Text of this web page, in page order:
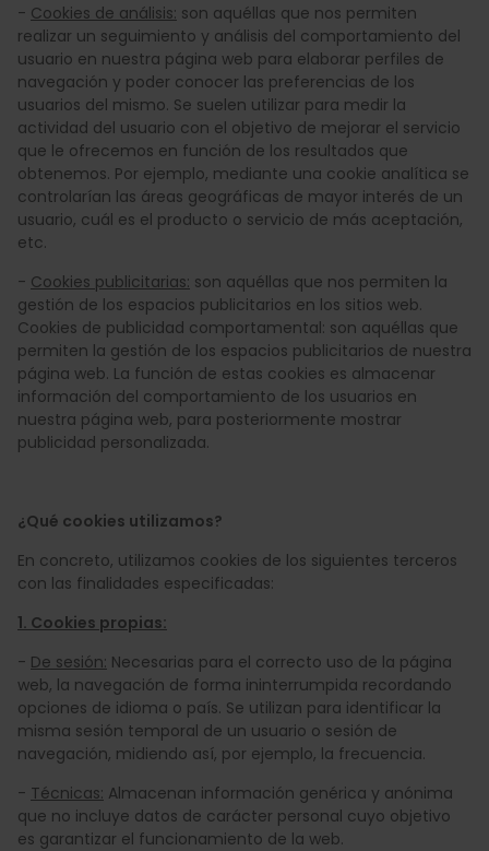
- Cookies de análisis: son aquéllas que nos permiten
realizar un seguimiento y análisis del comportamiento del
usuario en nuestra página web para elaborar perfiles de
navegación y poder conocer las preferencias de los
usuarios del mismo. Se suelen utilizar para medir la
actividad del usuario con el objetivo de mejorar el servicio
que le ofrecemos en función de los resultados que
obtenemos. Por ejemplo, mediante una cookie analítica se
controlarían las áreas geográficas de mayor interés de un
usuario, cuál es el producto o servicio de más aceptación,
etc.
- Cookies publicitarias: son aquéllas que nos permiten la
gestión de los espacios publicitarios en los sitios web.
Cookies de publicidad comportamental: son aquéllas que
permiten la gestión de los espacios publicitarios de nuestra
página web. La función de estas cookies es almacenar
información del comportamiento de los usuarios en
nuestra página web, para posteriormente mostrar
publicidad personalizada.
¿Qué cookies utilizamos?
En concreto, utilizamos cookies de los siguientes terceros
con las finalidades especificadas:
1. Cookies propias:
- De sesión: Necesarias para el correcto uso de la página
web, la navegación de forma ininterrumpida recordando
opciones de idioma o país. Se utilizan para identificar la
misma sesión temporal de un usuario o sesión de
navegación, midiendo así, por ejemplo, la frecuencia.
- Técnicas: Almacenan información genérica y anónima
que no incluye datos de carácter personal cuyo objetivo
es garantizar el funcionamiento de la web.